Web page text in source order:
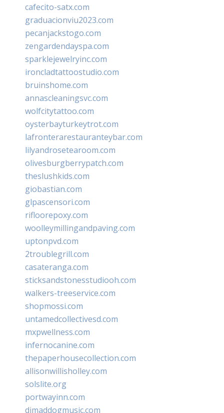
cafecito-satx.com
graduacionviu2023.com
pecanjackstogo.com
zengardendayspa.com
sparklejewelryinc.com
ironcladtattoostudio.com
bruinshome.com
annascleaningsvc.com
wolfcitytattoo.com
oysterbayturkeytrot.com
lafronterarestauranteybar.com
lilyandrosetearoom.com
olivesburgberrypatch.com
theslushkids.com
giobastian.com
glpascensori.com
rifloorepoxy.com
woolleymillingandpaving.com
uptonpvd.com
2troublegrill.com
casateranga.com
sticksandstonesstudiooh.com
walkers-treeservice.com
shopmossi.com
untamedcollectivesd.com
mxpwellness.com
infernocanine.com
thepaperhousecollection.com
allisonwillisholley.com
solslite.org
portwayinn.com
djmaddogmusic.com